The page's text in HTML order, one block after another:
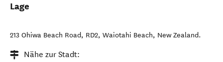
Lage
213 Ohiwa Beach Road, RD2, Waiotahi Beach, New Zealand.
Nähe zur Stadt: